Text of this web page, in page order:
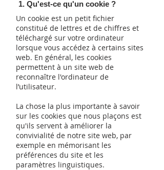
1. Qu'est-ce qu'un cookie ?
Un cookie est un petit fichier
constitué de lettres et de chiffres et
téléchargé sur votre ordinateur
lorsque vous accédez à certains sites
web. En général, les cookies
permettent à un site web de
reconnaître l'ordinateur de
l’utilisateur.
La chose la plus importante à savoir
sur les cookies que nous plaçons est
qu'ils servent à améliorer la
convivialité de notre site web, par
exemple en mémorisant les
préférences du site et les
paramètres linguistiques.